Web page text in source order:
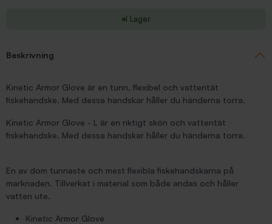
I Lager
Beskrivning
Kinetic Armor Glove är en tunn, flexibel och vattentät
fiskehandske. Med dessa handskar håller du händerna torra.
Kinetic Armor Glove - L är en riktigt skön och vattentät
fiskehandske. Med dessa handskar håller du händerna torra.
En av dom tunnaste och mest flexibla fiskehandskarna på
marknaden. Tillverkat i material som både andas och håller
vatten ute.
Kinetic Armor Glove